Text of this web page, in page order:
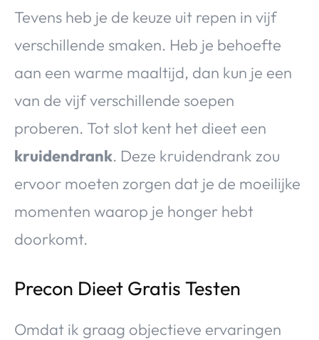
Tevens heb je de keuze uit repen in vijf
verschillende smaken. Heb je behoefte
aan een warme maaltijd, dan kun je een
van de vijf verschillende soepen
proberen. Tot slot kent het dieet een
kruidendrank. Deze kruidendrank zou
ervoor moeten zorgen dat je de moeilijke
momenten waarop je honger hebt
doorkomt.
Precon Dieet Gratis Testen
Omdat ik graag objectieve ervaringen